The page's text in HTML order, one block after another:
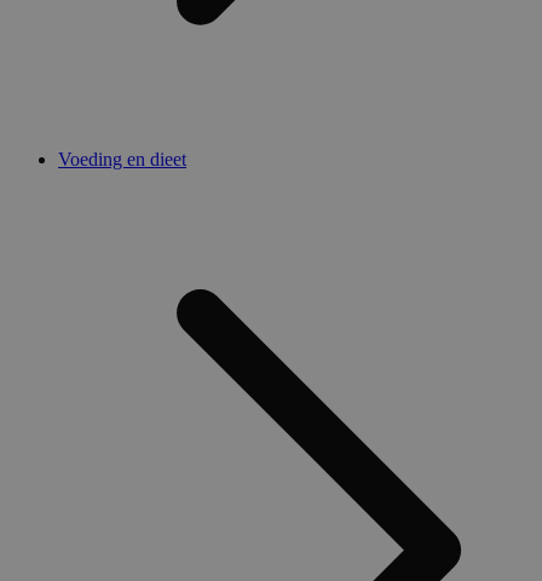
Voeding en dieet